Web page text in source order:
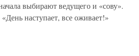
выбирают ведущего и «сову».
наступает, все оживает!»